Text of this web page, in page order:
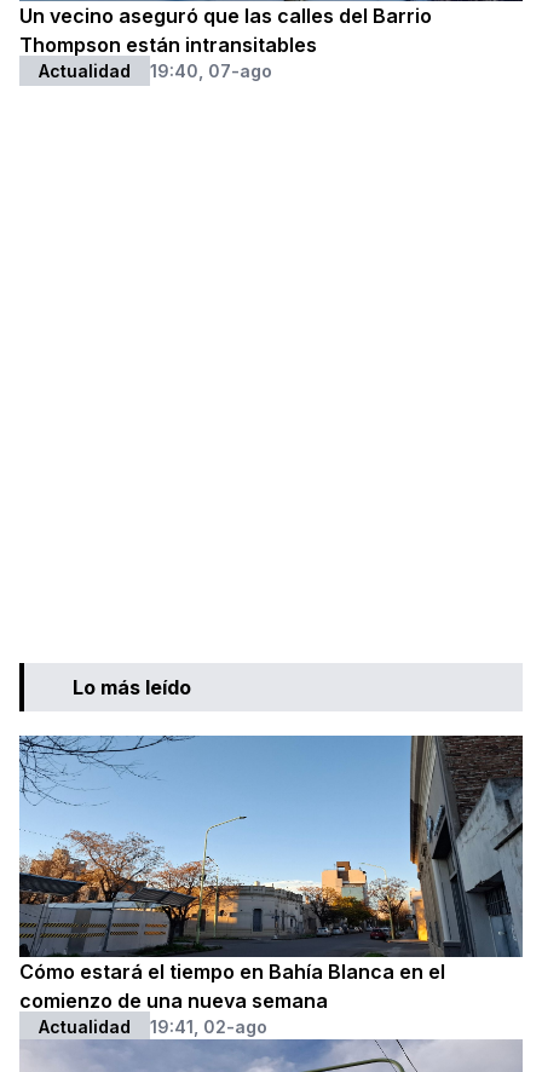
Un vecino aseguró que las calles del Barrio
Thompson están intransitables
Actualidad 19:40, 07-ago
Lo más leído
Cómo estará el tiempo en Bahía Blanca en el
comienzo de una nueva semana
Actualidad 19:41, 02-ago